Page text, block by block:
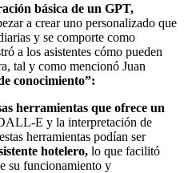
básica de un GPT,
a crear uno personalizado que
y se comporte como
a los asistentes cómo pueden
tal y como mencionó Juan
conocimiento”:
herramientas que ofrece un
E y la interpretación de
herramientas podían ser
hotelero, lo que facilitó
su funcionamiento y